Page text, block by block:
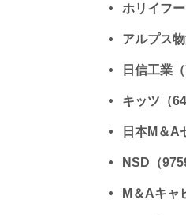
ホリイフ
アルプス
日信工業
キッツ（
日本M＆A
NSD（
M＆Aキャ